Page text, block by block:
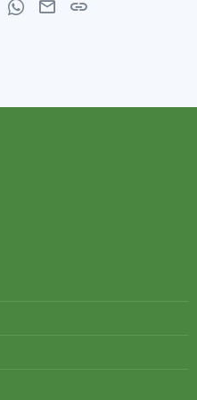
PinterestWhatsApp
Email